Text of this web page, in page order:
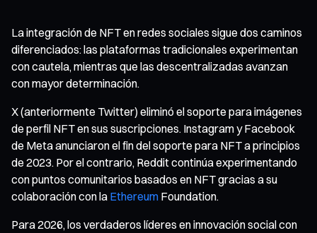
La integración de NFT en redes sociales sigue dos caminos
diferenciados: las plataformas tradicionales experimentan
con cautela, mientras que las descentralizadas avanzan
con mayor determinación.
X (anteriormente Twitter) eliminó el soporte para imágenes
de perfil NFT en sus suscripciones. Instagram y Facebook
de Meta anunciaron el fin del soporte para NFT a principios
de 2023. Por el contrario, Reddit continúa experimentando
con puntos comunitarios basados en NFT gracias a su
colaboración con la Ethereum Foundation.
Para 2026, los verdaderos líderes en innovación social con